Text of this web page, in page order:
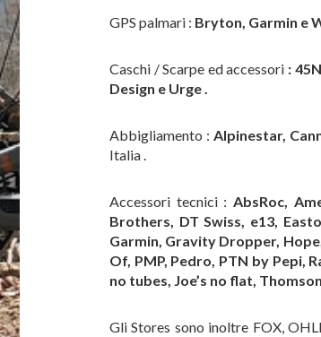
GPS palmari : Bryton, Garmin e
Caschi / Scarpe ed accessori :
Design e Urge .
Abbigliamento :Alpinestar,
Italia .
Accessori tecnici :AbsRoc,
Brothers, DT Swiss, e13,
Garmin, Gravity Dropper,
Of, PMP, Pedro, PTN by Pepi,
no tubes, Joe’s no flat,
Gli Stores sono inoltre FOX,